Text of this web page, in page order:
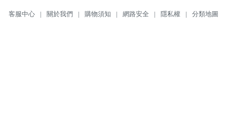
客服中心 | 關於我們 | 購物須知 | 網路安全 | 隱私權 | 分類地圖